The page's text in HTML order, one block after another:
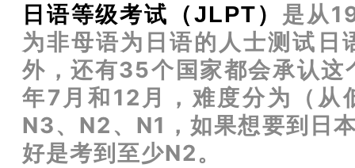
日语等级考试 （JLPT） 是从
为非母语为日语的人士测试日
外，还有35个国家都会承认这
年7月和12月，难度分为（从
N3、N2、N1，如果想要到日
好是考到至少N2。